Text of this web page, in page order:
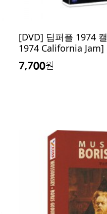
[DVD] 딥퍼플 1974
1974 California Jam]
7,700원